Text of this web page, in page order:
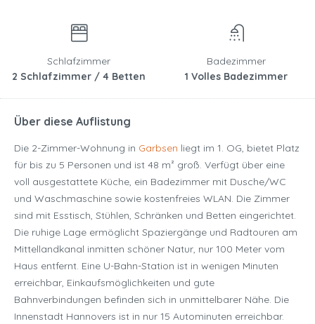
Schlafzimmer
2 Schlafzimmer / 4 Betten
Badezimmer
1 Volles Badezimmer
Über diese Auflistung
Die 2-Zimmer-Wohnung in Garbsen liegt im 1. OG, bietet Platz
für bis zu 5 Personen und ist 48 m² groß. Verfügt über eine
voll ausgestattete Küche, ein Badezimmer mit Dusche/WC
und Waschmaschine sowie kostenfreies WLAN. Die Zimmer
sind mit Esstisch, Stühlen, Schränken und Betten eingerichtet.
Die ruhige Lage ermöglicht Spaziergänge und Radtouren am
Mittellandkanal inmitten schöner Natur, nur 100 Meter vom
Haus entfernt. Eine U-Bahn-Station ist in wenigen Minuten
erreichbar, Einkaufsmöglichkeiten und gute
Bahnverbindungen befinden sich in unmittelbarer Nähe. Die
Innenstadt Hannovers ist in nur 15 Autominuten erreichbar.